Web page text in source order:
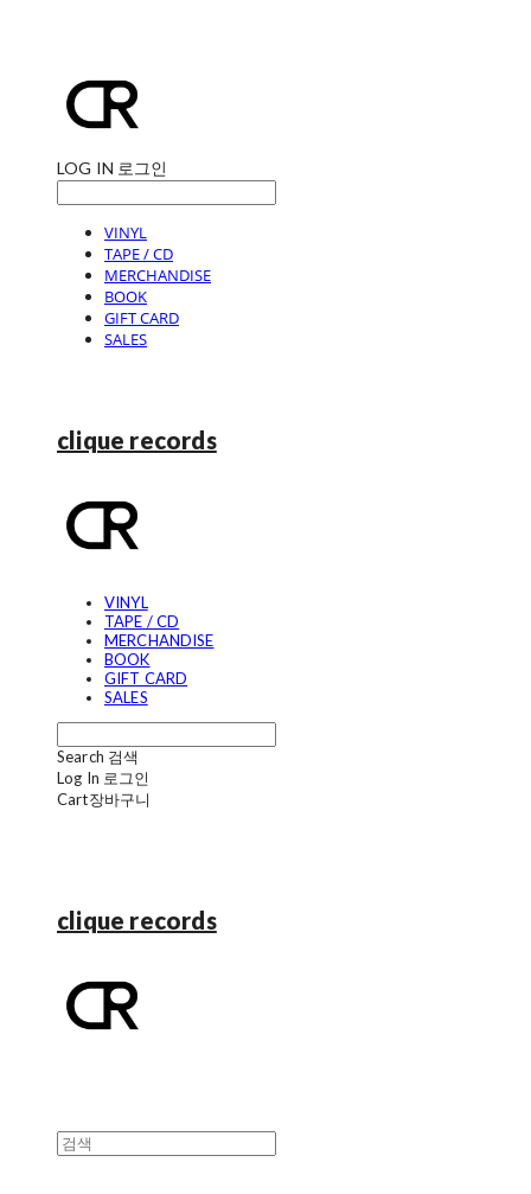
LOG IN 로그인
VINYL
TAPE / CD
MERCHANDISE
BOOK
GIFT CARD
SALES
clique records
VINYL
TAPE / CD
MERCHANDISE
BOOK
GIFT CARD
SALES
Search 검색
Log In 로그인
Cart장바구니
clique records